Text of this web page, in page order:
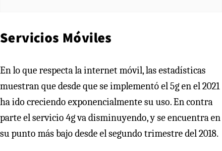
Servicios Móviles
En lo que respecta la internet móvil, las estadísticas
muestran que desde que se implementó el 5g en el 2021
ha ido creciendo exponencialmente su uso. En contra
parte el servicio 4g va disminuyendo, y se encuentra en
su punto más bajo desde el segundo trimestre del 2018.